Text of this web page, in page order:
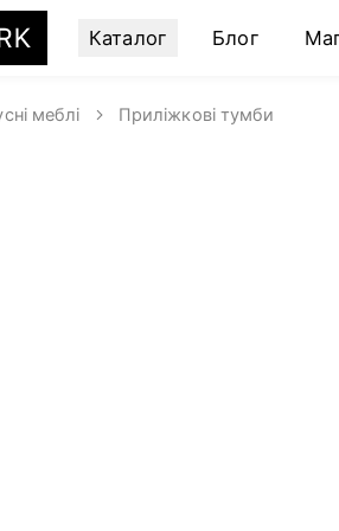
Каталог Блог
меблі Приліжкові тумби